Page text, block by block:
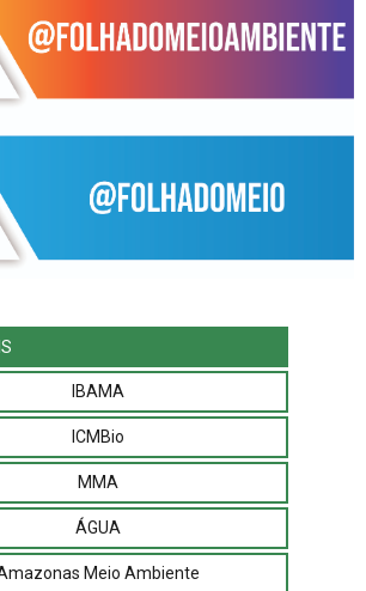
IBAMA
ICMBio
MMA
ÁGUA
Meio Ambiente